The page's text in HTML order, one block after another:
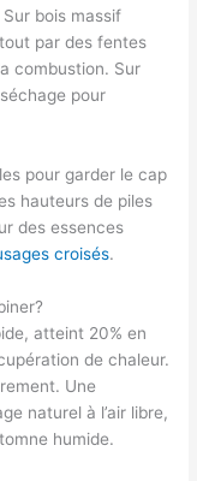
bois massif
par des fentes
combustion. Sur
pour
pour garder le cap
hauteurs de piles
des essences
croisés.
atteint 20% en
de chaleur.
Une
naturel à l’air libre,
humide.